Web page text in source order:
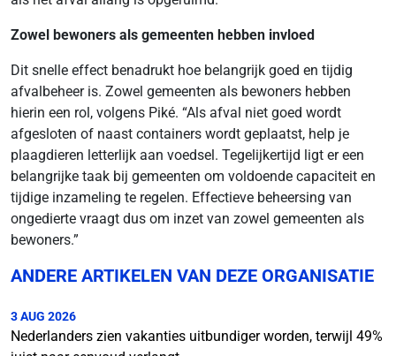
Zowel bewoners als gemeenten hebben invloed
Dit snelle effect benadrukt hoe belangrijk goed en tijdig
afvalbeheer is. Zowel gemeenten als bewoners hebben
hierin een rol, volgens Piké. “Als afval niet goed wordt
afgesloten of naast containers wordt geplaatst, help je
plaagdieren letterlijk aan voedsel. Tegelijkertijd ligt er een
belangrijke taak bij gemeenten om voldoende capaciteit en
tijdige inzameling te regelen. Effectieve beheersing van
ongedierte vraagt dus om inzet van zowel gemeenten als
bewoners.”
ANDERE ARTIKELEN VAN DEZE ORGANISATIE
3 AUG 2026
Nederlanders zien vakanties uitbundiger worden, terwijl 49%